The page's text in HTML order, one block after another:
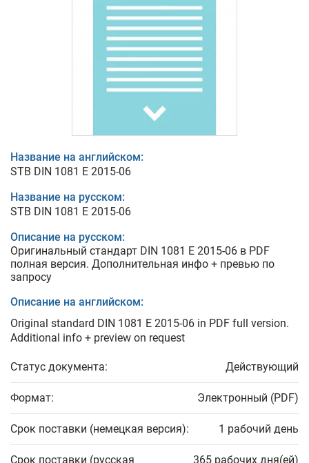
Название на английском:
STB DIN 1081 E 2015-06
Название на русском:
STB DIN 1081 E 2015-06
Описание на русском:
Оригинальный стандарт DIN 1081 E 2015-06 в PDF
полная версия. Дополнительная инфо + превью по
запросу
Описание на английском:
Original standard DIN 1081 E 2015-06 in PDF full version.
Additional info + preview on request
Статус документа: Действующий
Формат: Электронный (PDF)
Срок поставки (немецкая версия): 1 рабочий день
Срок поставки (русская
365 рабочих дня(ей)